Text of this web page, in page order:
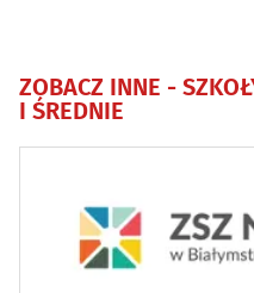
Szkoły podstawowe
Szkoły ponadpodstawowe
ZOBACZ INNE -
I ŚREDNIE